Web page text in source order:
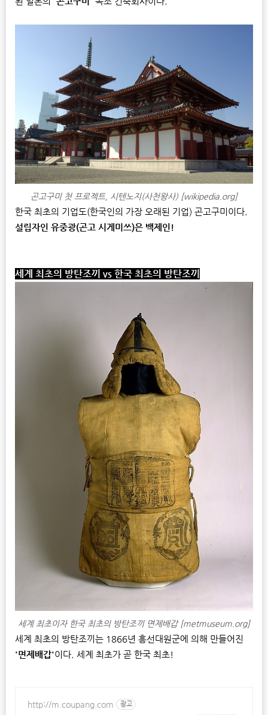
곤고구미 첫 프로젝트, 시텐노지(사천왕사) [wikipedia.org]
한국 최초의 기업도(한국인의 가장 오래된 기업) 곤고구미이다.
설립자인 유중광(곤고 시게미쓰)은 백제인!
세계 최초의 방탄조끼 vs 한국 최초의 방탄조끼
세계 최초이자 한국 최초의 방탄조끼 면제배갑 [metmuseum.org]
세계 최초의 방탄조끼는 1866년 흥선대원군에 의해 만들어진
'면제배갑'이다. 세계 최초가 곧 한국 최초!
http://m.coupang.com 광고